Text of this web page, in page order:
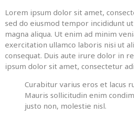
Lorem ipsum dolor sit amet,
sed do eiusmod tempor incididunt
magna aliqua. Ut enim ad minim
exercitation ullamco laboris nisi ut
consequat. Duis aute irure dolor in
ipsum dolor sit amet, consectetur
Curabitur varius eros et lacus
Mauris sollicitudin enim
justo non, molestie nisl.